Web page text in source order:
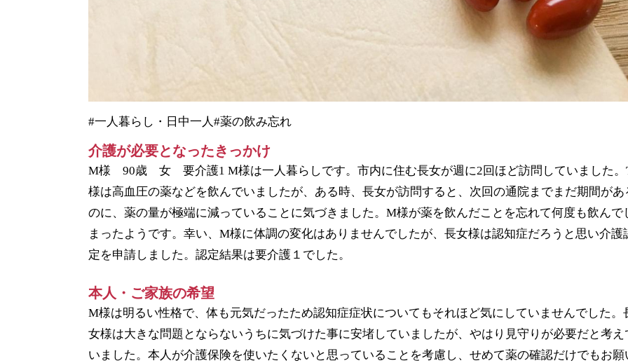
#一人暮らし・日中一人#薬の飲み忘れ
介護が必要となったきっかけ
M様 90歳 女 要介護1 M様は一人暮らしです。市内に住む長女が週に2回ほど訪問していました。
様は高血圧の薬などを飲んでいましたが、ある時、長女が訪問すると、次回の通院までまだ期間があ
のに、薬の量が極端に減っていることに気づきました。M様が薬を飲んだことを忘れて何度も飲んで
まったようです。幸い、M様に体調の変化はありませんでしたが、長女様は認知症だろうと思い介護
定を申請しました。認定結果は要介護１でした。
本人・ご家族の希望
M様は明るい性格で、体も元気だったため認知症症状についてもそれほど気にしていませんでした。
女様は大きな問題とならないうちに気づけた事に安堵していましたが、やはり見守りが必要だと考え
いました。本人が介護保険を使いたくないと思っていることを考慮し、せめて薬の確認だけでもお願